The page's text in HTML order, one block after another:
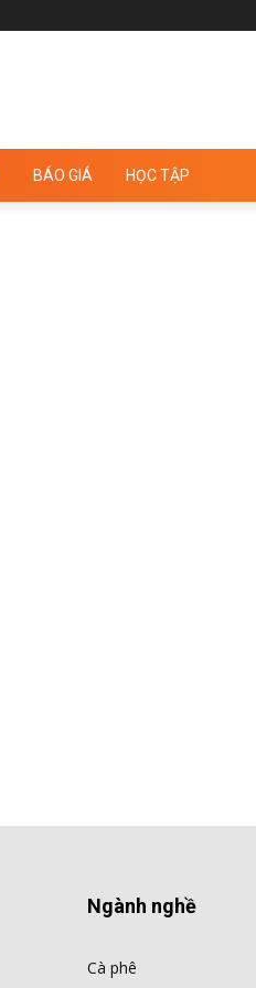
BÁO GIÁ HỌC TẬP
Ngành nghề
Cà phê